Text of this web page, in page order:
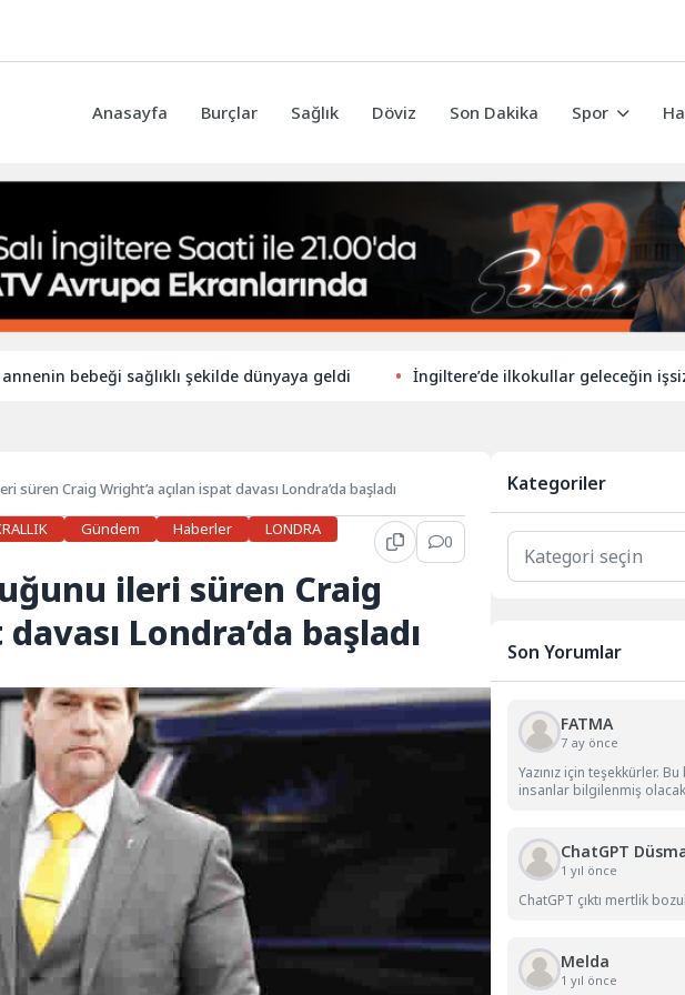
Anasayfa Burçlar Sağlık Döviz Son Dakika Spor
bebeği sağlıklı şekilde dünyaya geldi İngiltere’de ilkokullar geleceğin
süren Craig Wright’a açılan ispat davası Londra’da başladı
Gündem Haberler
LONDRA
0
ileri süren Craig
Londra’da başladı
Kategoriler
Kategoriler
Son Yorumlar
FATMA
7 ay önce
Yazınız için teşekkürler.
insanlar bilgilenmiş
ChatGPT
1 yıl önce
ChatGPT çıktı mertlik
Melda
1 yıl önce